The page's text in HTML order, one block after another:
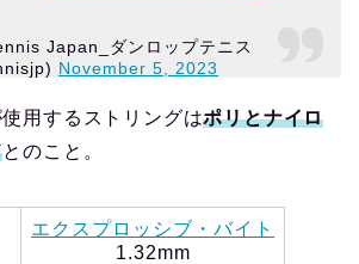
Japan_ダンロップテニス
November 5, 2023
用するストリングはポリとナイロ
とのこと。
エクスプロッシブ・バイト
1.32mm